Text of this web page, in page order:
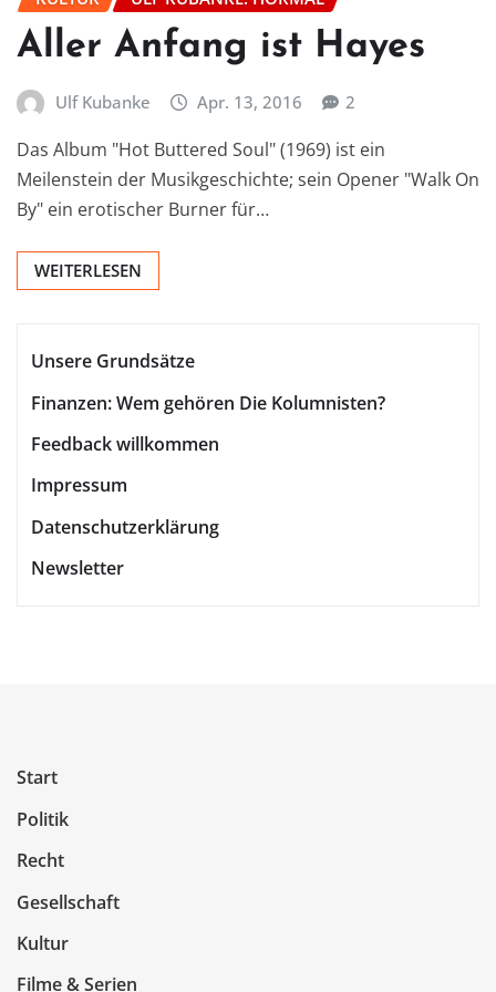
Aller Anfang ist Hayes
Ulf Kubanke Apr. 13, 2016 2
Das Album "Hot Buttered Soul" (1969) ist ein
Meilenstein der Musikgeschichte; sein Opener "Walk On
By" ein erotischer Burner für…
WEITERLESEN
Unsere Grundsätze
Finanzen: Wem gehören Die Kolumnisten?
Feedback willkommen
Impressum
Datenschutzerklärung
Newsletter
Start
Politik
Recht
Gesellschaft
Kultur
Filme & Serien